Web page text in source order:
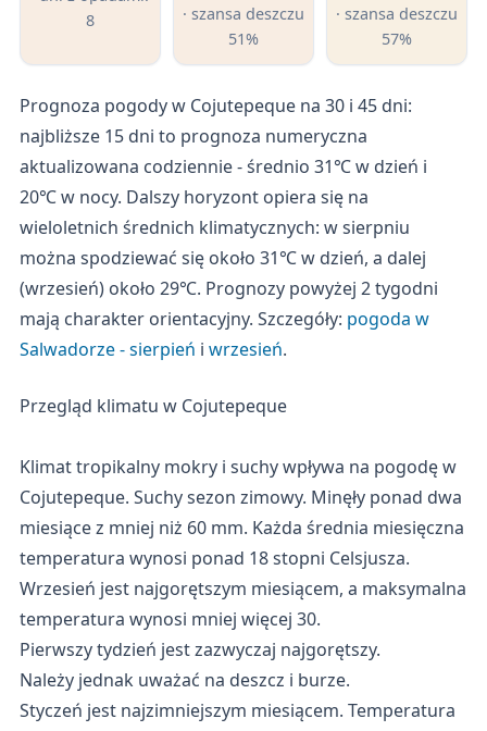
8
· szansa deszczu
51%
· szansa deszczu
57%
Prognoza pogody w Cojutepeque na 30 i 45 dni:
najbliższe 15 dni to prognoza numeryczna
aktualizowana codziennie - średnio 31℃ w dzień i
20℃ w nocy. Dalszy horyzont opiera się na
wieloletnich średnich klimatycznych: w sierpniu
można spodziewać się około 31℃ w dzień, a dalej
(wrzesień) około 29℃. Prognozy powyżej 2 tygodni
mają charakter orientacyjny. Szczegóły: pogoda w
Salwadorze - sierpień i wrzesień.
Przegląd klimatu w Cojutepeque
Klimat tropikalny mokry i suchy wpływa na pogodę w
Cojutepeque. Suchy sezon zimowy. Minęły ponad dwa
miesiące z mniej niż 60 mm. Każda średnia miesięczna
temperatura wynosi ponad 18 stopni Celsjusza.
Wrzesień jest najgorętszym miesiącem, a maksymalna
temperatura wynosi mniej więcej 30.
Pierwszy tydzień jest zazwyczaj najgorętszy.
Należy jednak uważać na deszcz i burze.
Styczeń jest najzimniejszym miesiącem. Temperatura